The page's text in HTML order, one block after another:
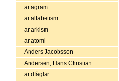
anagram
analfabetism
anarkism
anatomi
Anders Jacobsson
Andersen, Hans Christian
andfåglar